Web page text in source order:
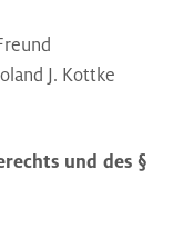
J. Kottke
und des §